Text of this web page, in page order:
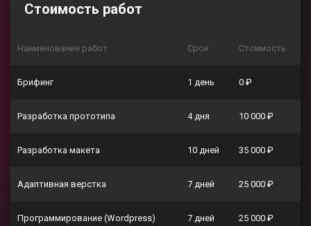
Стоимость работ
Наименование работ Срок Стоимость
Брифинг 1 день 0 ₽
Разработка прототипа 4 дня 10 000 ₽
Разработка макета 10 дней 35 000 ₽
Адаптивная верстка 7 дней 25 000 ₽
Программирование (Wordpress) 7 дней 25 000 ₽